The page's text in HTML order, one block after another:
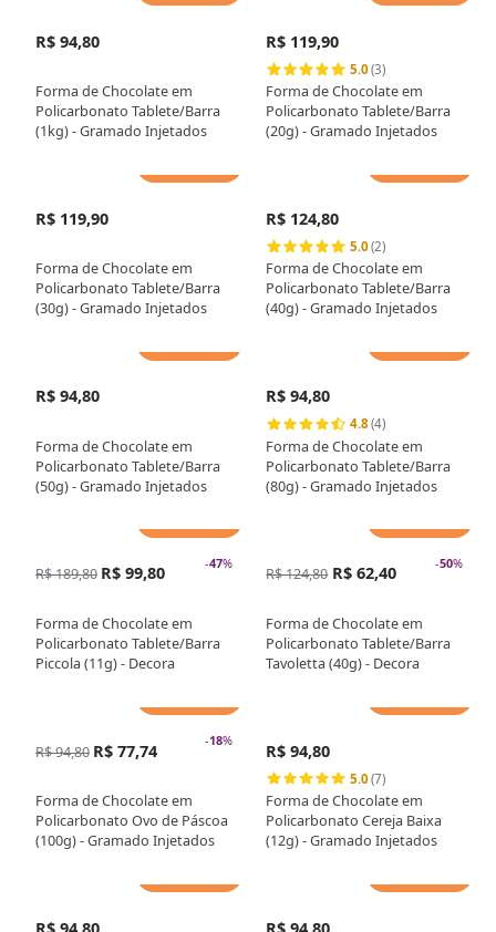
R$ 94,80
Forma de Chocolate em
Policarbonato Tablete/Barra
(1kg) - Gramado Injetados
R$ 119,90
5.0(3)
Forma de Chocolate em
Policarbonato Tablete/Barra
(20g) - Gramado Injetados
R$ 119,90
Forma de Chocolate em
Policarbonato Tablete/Barra
(30g) - Gramado Injetados
R$ 124,80
5.0(2)
Forma de Chocolate em
Policarbonato Tablete/Barra
(40g) - Gramado Injetados
R$ 94,80
Forma de Chocolate em
Policarbonato Tablete/Barra
(50g) - Gramado Injetados
R$ 94,80
4.8(4)
Forma de Chocolate em
Policarbonato Tablete/Barra
(80g) - Gramado Injetados
-47%
R$ 189,80 R$ 99,80
Forma de Chocolate em
Policarbonato Tablete/Barra
Piccola (11g) - Decora
-50%
R$ 124,80 R$ 62,40
Forma de Chocolate em
Policarbonato Tablete/Barra
Tavoletta (40g) - Decora
-18%
R$ 94,80 R$ 77,74
Forma de Chocolate em
Policarbonato Ovo de Páscoa
(100g) - Gramado Injetados
R$ 94,80
5.0(7)
Forma de Chocolate em
Policarbonato Cereja Baixa
(12g) - Gramado Injetados
R$ 94,80 R$ 94,80